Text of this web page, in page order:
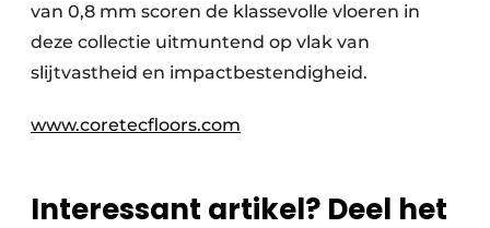
van 0,8 mm scoren de klassevolle vloeren in
deze collectie uitmuntend op vlak van
slijtvastheid en impactbestendigheid.
www.coretecfloors.com
Interessant artikel? Deel het